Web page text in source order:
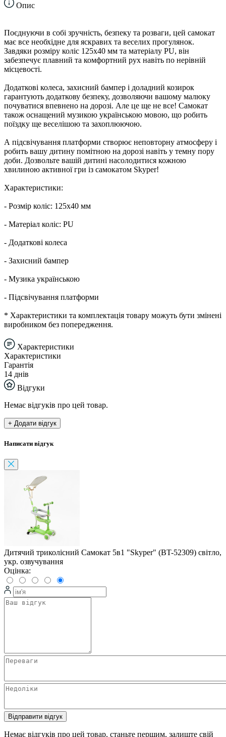
Опис
Поєднуючи в собі зручність, безпеку та розваги, цей самокат
має все необхідне для яскравих та веселих прогулянок.
Завдяки розміру коліс 125х40 мм та матеріалу PU, він
забезпечує плавний та комфортний рух навіть по нерівній
місцевості.
Додаткові колеса, захисний бампер і доладний козирок
гарантують додаткову безпеку, дозволяючи вашому малюку
почуватися впевнено на дорозі. Але це ще не все! Самокат
також оснащений музикою українською мовою, що робить
поїздку ще веселішою та захоплюючою.
А підсвічування платформи створює неповторну атмосферу і
робить вашу дитину помітною на дорозі навіть у темну пору
доби. Дозвольте вашій дитині насолодитися кожною
хвилиною активної гри із самокатом Skyper!
Характеристики:
- Розмір коліс: 125х40 мм
- Матеріал коліс: PU
- Додаткові колеса
- Захисний бампер
- Музика українською
- Підсвічування платформи
* Характеристики та комплектація товару можуть бути змінені
виробником без попередження.
Характеристики
Характеристики
Гарантія
14 днів
Відгуки
Немає відгуків про цей товар.
+ Додати відгук
Написати відгук
Дитячий триколісний Самокат 5в1 "Skyper" (BT-52309) світло,
укр. озвучування
Оцінка:
Відправити відгук
Немає відгуків про цей товар, станьте першим, залиште свій